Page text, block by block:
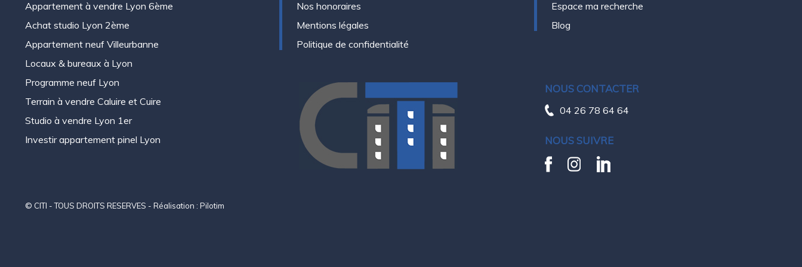
Appartement à vendre Lyon 6ème
Achat studio Lyon 2ème
Appartement neuf Villeurbanne
Locaux & bureaux à Lyon
Programme neuf Lyon
Terrain à vendre Caluire et Cuire
Studio à vendre Lyon 1er
Investir appartement pinel Lyon
Nos honoraires
Mentions légales
Politique de confidentialité
Espace ma recherche
Blog
NOUS CONTACTER
04 26 78 64 64
NOUS SUIVRE
© CITI - TOUS DROITS RESERVES - Réalisation : Pilotim